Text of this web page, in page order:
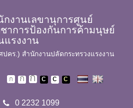
กงานเลขานุการศูนย์
าการป้องกันการค้ามนุษย์
แรงงาน
ปคร.) สำนักงานปลัดกระทรวงแรงงาน
0 2232 1099